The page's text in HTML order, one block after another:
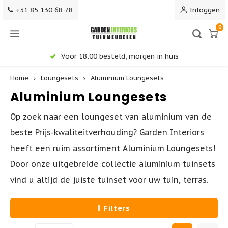
Hoofdmenu / tuinstoelen
Tuinstoelen
Alle Tuinstoelen
Stapelbare Tuinstoelen
Hoofdmenu / barkrukken
Barkrukken
Alle Barkrukken
Barkrukken 75 cm
Counter Barkrukken 65 cm
Hoofdmenu / tuintafels
Tuintafels
Alle Tuintafels - Gardeninteriors
Uitschuifbare Tuintafels
Hoofdmenu / loungesets
Loungesets
Alle Loungesets
Stoel-Bank Loungesets
Hoofdmenu / terrasmeubilair
Terrasmeubilair
Terrasstoelen
Terrasbanken
+31 85 130 68 78 Inloggen
0
Voor 18:00 besteld, morgen in huis
Home Loungesets Aluminium Loungesets
Aluminium Loungesets
Op zoek naar een loungeset van aluminium van de
beste Prijs-kwaliteitverhouding? Garden Interiors
heeft een ruim assortiment Aluminium Loungesets!
Door onze uitgebreide collectie aluminium tuinsets
vind u altijd de juiste tuinset voor uw tuin, terras.
Filters